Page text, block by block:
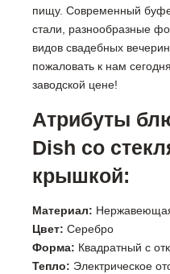
пищу. Современный
стали, разнообразные
видов свадебных
пожаловать к нам
заводской цене!
Атрибуты
Dish со
крышкой:
Материал:
Цвет:Серебро
Форма: Квадратный с
Тепло: Электрическое